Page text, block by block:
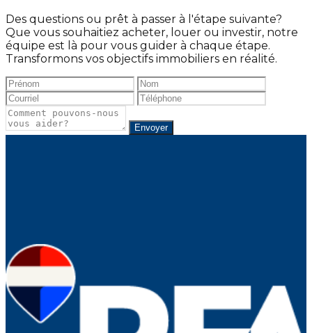
Des questions ou prêt à passer à l'étape suivante?
Que vous souhaitiez acheter, louer ou investir, notre
équipe est là pour vous guider à chaque étape.
Transformons vos objectifs immobiliers en réalité.
Envoyer